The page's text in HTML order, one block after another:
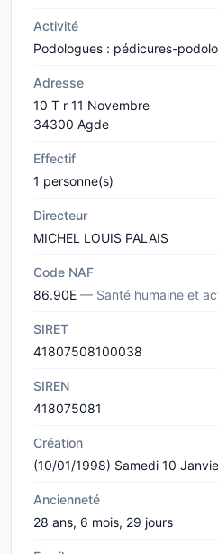
Activité
Podologues : pédicures-
Adresse
10 T r 11 Novembre
34300 Agde
Effectif
1 personne(s)
Directeur
MICHEL LOUIS PALAIS
Code NAF
86.90E — Santé humaine et
SIRET
41807508100038
SIREN
418075081
Création
(10/01/1998) Samedi 10
Ancienneté
28 ans, 6 mois, 29 jours